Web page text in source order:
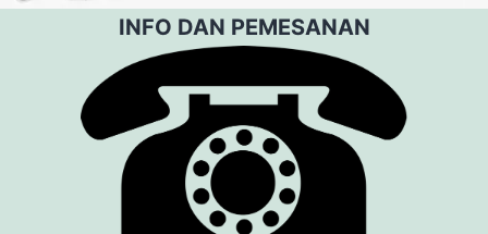
INFO DAN PEMESANAN